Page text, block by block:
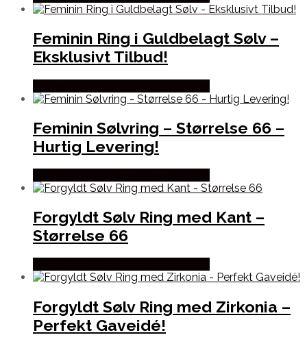
Feminin Ring i Guldbelagt Sølv –
Eksklusivt Tilbud!
Feminin Sølvring – Størrelse 66 –
Hurtig Levering!
Forgyldt Sølv Ring med Kant –
Størrelse 66
Forgyldt Sølv Ring med Zirkonia –
Perfekt Gaveidé!